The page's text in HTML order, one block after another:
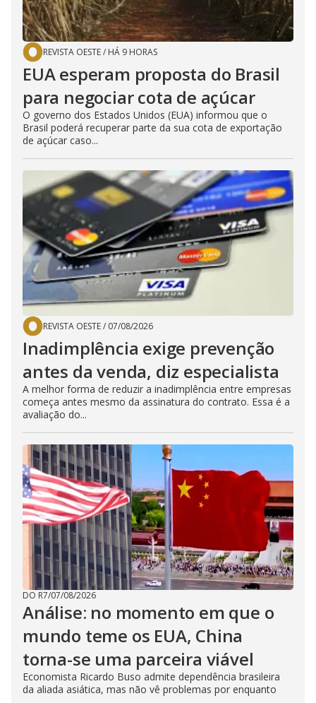
REVISTA OESTE/ HÁ 9 HORAS
EUA esperam proposta do Brasil
para negociar cota de açúcar
O governo dos Estados Unidos (EUA) informou que o
Brasil poderá recuperar parte da sua cota de exportação
de açúcar caso...
REVISTA OESTE/ 07/08/2026
Inadimplência exige prevenção
antes da venda, diz especialista
A melhor forma de reduzir a inadimplência entre empresas
começa antes mesmo da assinatura do contrato. Essa é a
avaliação do...
DO R7/07/08/2026
Análise: no momento em que o
mundo teme os EUA, China
torna-se uma parceira viável
Economista Ricardo Buso admite dependência brasileira
da aliada asiática, mas não vê problemas por enquanto